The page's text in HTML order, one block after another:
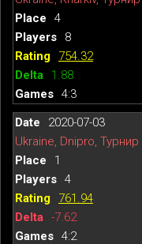
4
8
754.32
1.88
4:3
2020-07-03
Ukraine, Dnipro,
1
4
761.94
-7.62
4:2